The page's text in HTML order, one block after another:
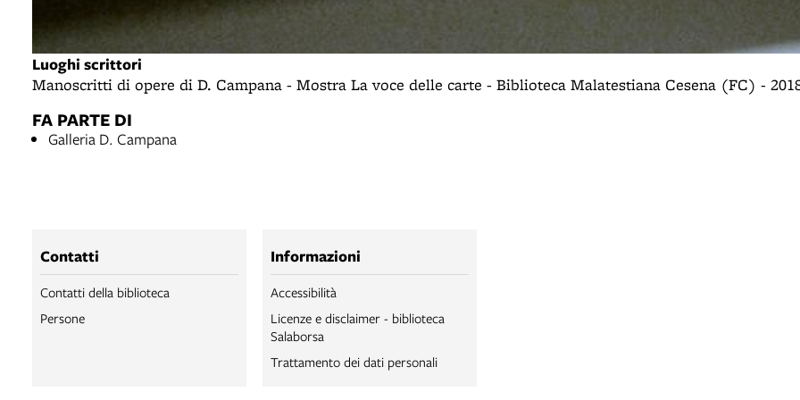
Luoghi scrittori
Manoscritti di opere di D. Campana - Mostra La voce delle carte - Biblioteca Malatestiana Cesena (FC) -
FA PARTE DI
Galleria D. Campana
Contatti
Contatti della biblioteca
Persone
Informazioni
Accessibilità
Licenze e disclaimer - biblioteca
Salaborsa
Trattamento dei dati personali